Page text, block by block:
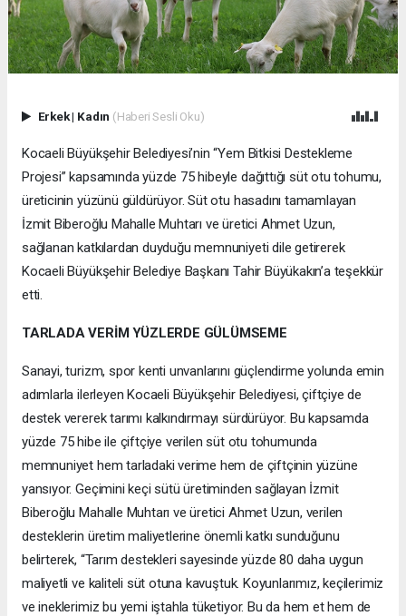
Erkek| Kadın (Haberi Sesli Oku)
Kocaeli Büyükşehir Belediyesi’nin “Yem Bitkisi Destekleme
Projesi” kapsamında yüzde 75 hibeyle dağıttığı süt otu tohumu,
üreticinin yüzünü güldürüyor. Süt otu hasadını tamamlayan
İzmit Biberoğlu Mahalle Muhtarı ve üretici Ahmet Uzun,
sağlanan katkılardan duyduğu memnuniyeti dile getirerek
Kocaeli Büyükşehir Belediye Başkanı Tahir Büyükakın’a teşekkür
etti.
TARLADA VERİM YÜZLERDE GÜLÜMSEME
Sanayi, turizm, spor kenti unvanlarını güçlendirme yolunda emin
adımlarla ilerleyen Kocaeli Büyükşehir Belediyesi, çiftçiye de
destek vererek tarımı kalkındırmayı sürdürüyor. Bu kapsamda
yüzde 75 hibe ile çiftçiye verilen süt otu tohumunda
memnuniyet hem tarladaki verime hem de çiftçinin yüzüne
yansıyor. Geçimini keçi sütü üretiminden sağlayan İzmit
Biberoğlu Mahalle Muhtarı ve üretici Ahmet Uzun, verilen
desteklerin üretim maliyetlerine önemli katkı sunduğunu
belirterek, “Tarım destekleri sayesinde yüzde 80 daha uygun
maliyetli ve kaliteli süt otuna kavuştuk. Koyunlarımız, keçilerimiz
ve ineklerimiz bu yemi iştahla tüketiyor. Bu da hem et hem de